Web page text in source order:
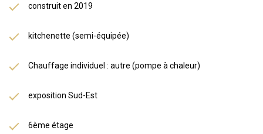
construit en 2019
kitchenette (semi-équipée)
Chauffage individuel : autre (pompe à chaleur)
exposition Sud-Est
6ème étage